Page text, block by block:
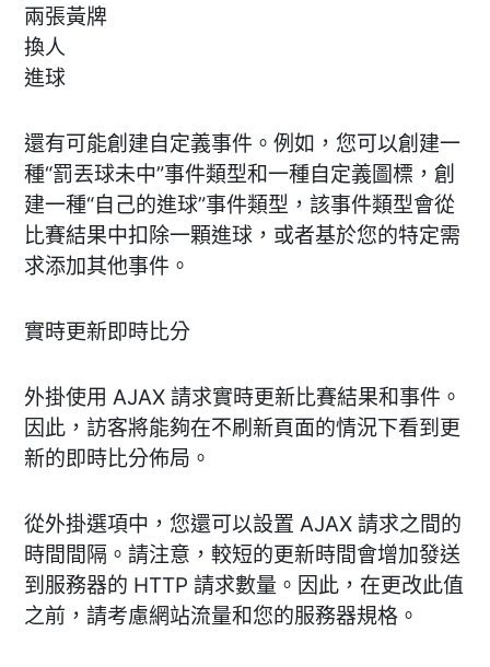
兩張黃牌
換人
進球
還有可能創建自定義事件。例如，您可以創建一
種“罰丟球未中”事件類型和一種自定義圖標，創
建一種“自己的進球”事件類型，該事件類型會從
比賽結果中扣除一顆進球，或者基於您的特定需
求添加其他事件。
實時更新即時比分
外掛使用 AJAX 請求實時更新比賽結果和事件。
因此，訪客將能夠在不刷新頁面的情況下看到更
新的即時比分佈局。
從外掛選項中，您還可以設置 AJAX 請求之間的
時間間隔。請注意，較短的更新時間會增加發送
到服務器的 HTTP 請求數量。因此，在更改此值
之前，請考慮網站流量和您的服務器規格。